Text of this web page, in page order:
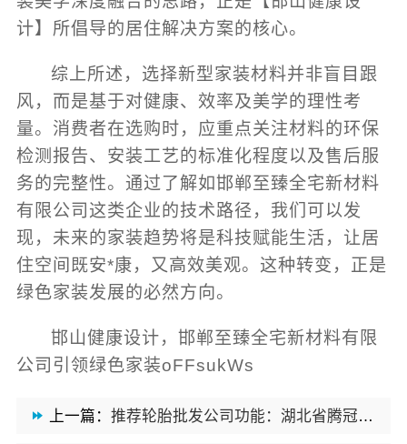
计】所倡导的居住解决方案的核心。
综上所述，选择新型家装材料并非盲目跟
风，而是基于对健康、效率及美学的理性考
量。消费者在选购时，应重点关注材料的环保
检测报告、安装工艺的标准化程度以及售后服
务的完整性。通过了解如邯郸至臻全宅新材料
有限公司这类企业的技术路径，我们可以发
现，未来的家装趋势将是科技赋能生活，让居
住空间既安*康，又高效美观。这种转变，正是
绿色家装发展的必然方向。
邯山健康设计，邯郸至臻全宅新材料有限
公司引领绿色家装oFFsukWs
上一篇： 推荐轮胎批发公司功能：湖北省腾冠畅实业贸易有限公司全链路服务